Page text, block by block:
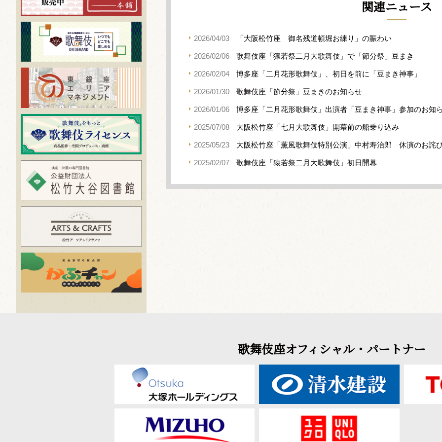
関連ニュース
2026/04/03 「大阪松竹座 御名残道頓堀お練り」の賑わい
2026/02/06 歌舞伎座「猿若祭二月大歌舞伎」で「節分祭」豆まき
2026/02/04 博多座「二月花形歌舞伎」、初日を前に「豆まき神事」
2026/01/30 歌舞伎座「節分祭」豆まきのお知らせ
2026/01/06 博多座「二月花形歌舞伎」出演者「豆まき神事」参加のお知
2025/07/08 大阪松竹座「七月大歌舞伎」開幕前の船乗り込み
2025/05/23 大阪松竹座「薫風歌舞伎特別公演」中村寿治郎 休演のお詫
2025/02/07 歌舞伎座「猿若祭二月大歌舞伎」初日開幕
歌舞伎座オフィシャル・パートナー